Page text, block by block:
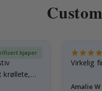
krøllete,
kjøper
Virkelig
Amalie W